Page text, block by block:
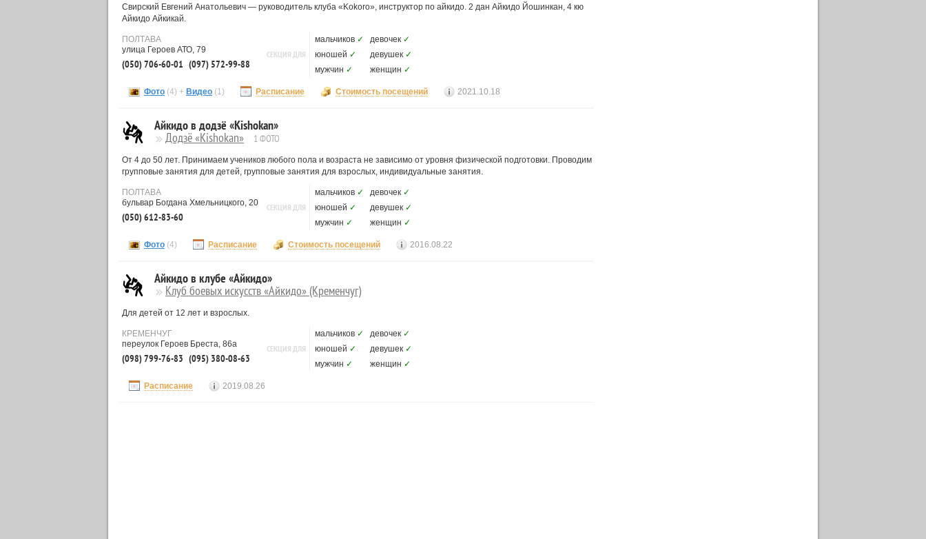
Свирский Евгений Анатольевич ― руководитель клуба «Kokoro», инструктор по айкидо. 2 дан Айкидо Йошинкан, 4 кю
Айкидо Айкикай.
ПОЛТАВА
улица Героев АТО, 79
(050) 706-60-01 (097) 572-99-88
СЕКЦИЯ ДЛЯ
мальчиков ✓ девочек ✓
юношей ✓ девушек ✓
мужчин ✓ женщин ✓
Фото (4) + Видео (1) Расписание Стоимость посещений 2021.10.18
Айкидо в додзё «Kishokan»
Додзё «Kishokan» 1 ФОТО
От 4 до 50 лет. Принимаем учеников любого пола и возраста не зависимо от уровня физической подготовки. Проводим
групповые занятия для детей, групповые занятия для взрослых, индивидуальные занятия.
ПОЛТАВА
бульвар Богдана Хмельницкого, 20
(050) 612-83-60
СЕКЦИЯ ДЛЯ
мальчиков ✓ девочек ✓
юношей ✓ девушек ✓
мужчин ✓ женщин ✓
Фото (4) Расписание Стоимость посещений 2016.08.22
Айкидо в клубе «Айкидо»
Клуб боевых искусств «Айкидо» (Кременчуг)
Для детей от 12 лет и взрослых.
КРЕМЕНЧУГ
переулок Героев Бреста, 86а
(098) 799-76-83 (095) 380-08-63
СЕКЦИЯ ДЛЯ
мальчиков ✓ девочек ✓
юношей ✓ девушек ✓
мужчин ✓ женщин ✓
Расписание 2019.08.26